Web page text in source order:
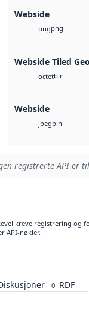
Webside
pngpng
Webside Tiled
octetbin
Webside
jpegbin
registrerte API-er
kreve registrering og
API-nøkler.
0 RDF